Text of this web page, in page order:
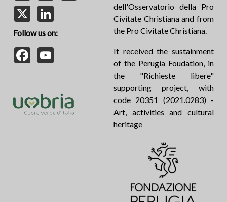
Follow us on:
Facebook
dell'Osservatorio della Pro
Civitate Christiana and from
the Pro Civitate Christiana.
It received the sustainment
of the Perugia Foudation, in
the "Richieste libere"
supporting project, with
code 20351 (2021.0283) -
Art, activities and cultural
heritage